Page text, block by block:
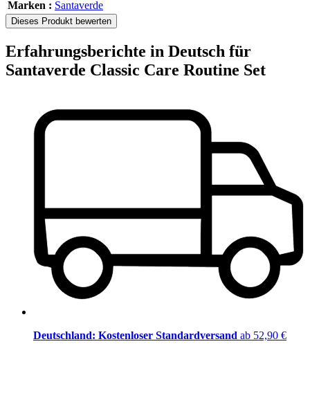
Marken : Santaverde
Dieses Produkt bewerten
Erfahrungsberichte in Deutsch für
Santaverde Classic Care Routine Set
Deutschland: Kostenloser Standardversand ab 52,90 €